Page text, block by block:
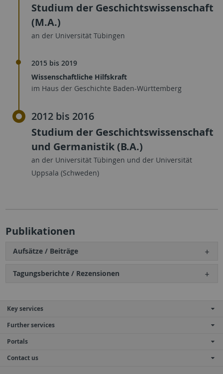
Studium der Geschichtswissenschaft
(M.A.)
an der Universität Tübingen
2015 bis 2019
Wissenschaftliche Hilfskraft
im Haus der Geschichte Baden-Württemberg
2012 bis 2016
Studium der Geschichtswissenschaft
und Germanistik (B.A.)
an der Universität Tübingen und der Universität
Uppsala (Schweden)
Publikationen
Aufsätze / Beiträge
Tagungsberichte / Rezensionen
Key services
Further services
Portals
Contact us